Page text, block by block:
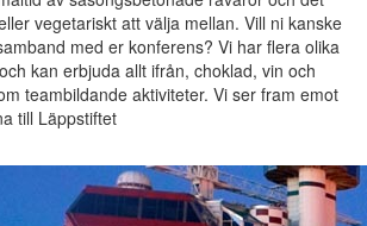
vegetariskt att välja mellan. Vill ni kanske
med er konferens? Vi har flera olika
kan erbjuda allt ifrån, choklad, vin och
teambildande aktiviteter. Vi ser fram emot
till Läppstiftet